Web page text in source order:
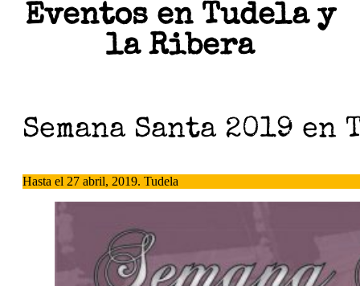
Eventos en Tudela y
la Ribera
Semana Santa 2019 en
Hasta el 27 abril, 2019. Tudela